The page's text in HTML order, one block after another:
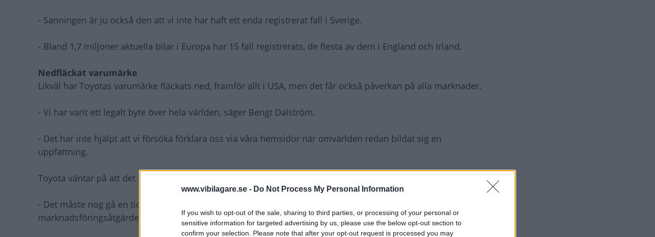
www.vibilagare.se - Do Not Process My Personal Information
If you wish to opt-out of the sale, sharing to third parties, or processing of your personal or
sensitive information for targeted advertising by us, please use the below opt-out section to
confirm your selection. Please note that after your opt-out request is processed you may
- Sanningen är ju också den att vi inte har haft ett enda registrerat fall i Sverige.
- Bland 1,7 miljoner aktuella bilar i Europa har 15 fall registrerats, de flesta av dem i England och Irland.
Nedfläckat varumärke
Likväl har Toyotas varumärke fläckats ned, framför allt i USA, men det får också påverkan på alla marknader.
- Vi har varit ett legalt byte över hela världen, säger Bengt Dalström.
- Det har inte hjälpt att vi försöka förklara oss via våra hemsidor när omvärlden redan bildat sig en
uppfattning.
Toyota väntar på att det hela ska blåsa över innan nästa steg tas.
- Det måste nog gå en tid, kanske ett par månader, innan vi på allvar går ut med större
marknadsföringsåtgärder för att bygga upp trovärdigheten hos dem som inte kör Toyota idag.